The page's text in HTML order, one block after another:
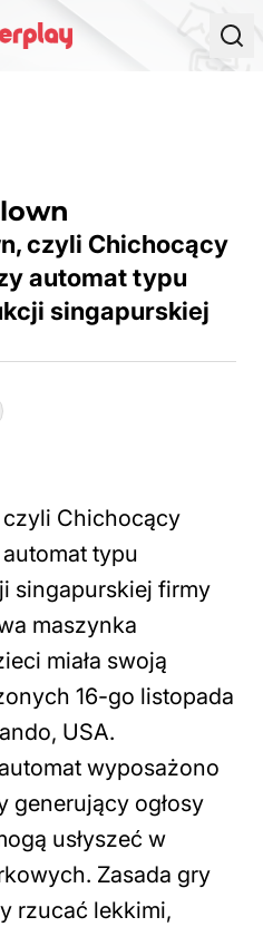
czyli Chichocący
automat typu
singapurskiej
Chichocący
typu
singapurskiej firmy
maszynka
miała swoją
16-go listopada
USA.
wyposażono
generujący ogłosy
usłyszeć w
Zasada gry
rzucać lekkimi,